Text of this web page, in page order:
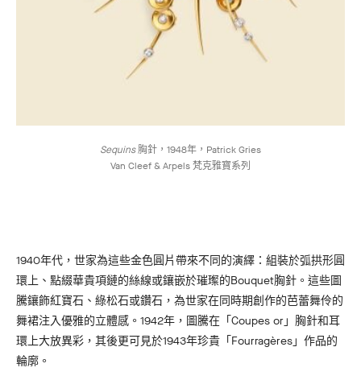
Sequins胸針，1948年，Patrick Gries
Van Cleef & Arpels 梵克雅寶系列
1940年代，世家為這些金色圓片帶來不同的演繹：組裝於弧拱形圓
環上、點綴華貴項鏈的絲線或鑲嵌於璀璨的Bouquet胸針。這些圖
騰鑲飾紅寶石、綠松石或鑽石，為世家在同時期創作的芭蕾舞伶的
舞裙注入優雅的立體感。1942年，圖騰在「Coupes or」胸針和耳
環上大放異彩，其後更可見於1943年珍貴「Fourragères」作品的
輪廓。